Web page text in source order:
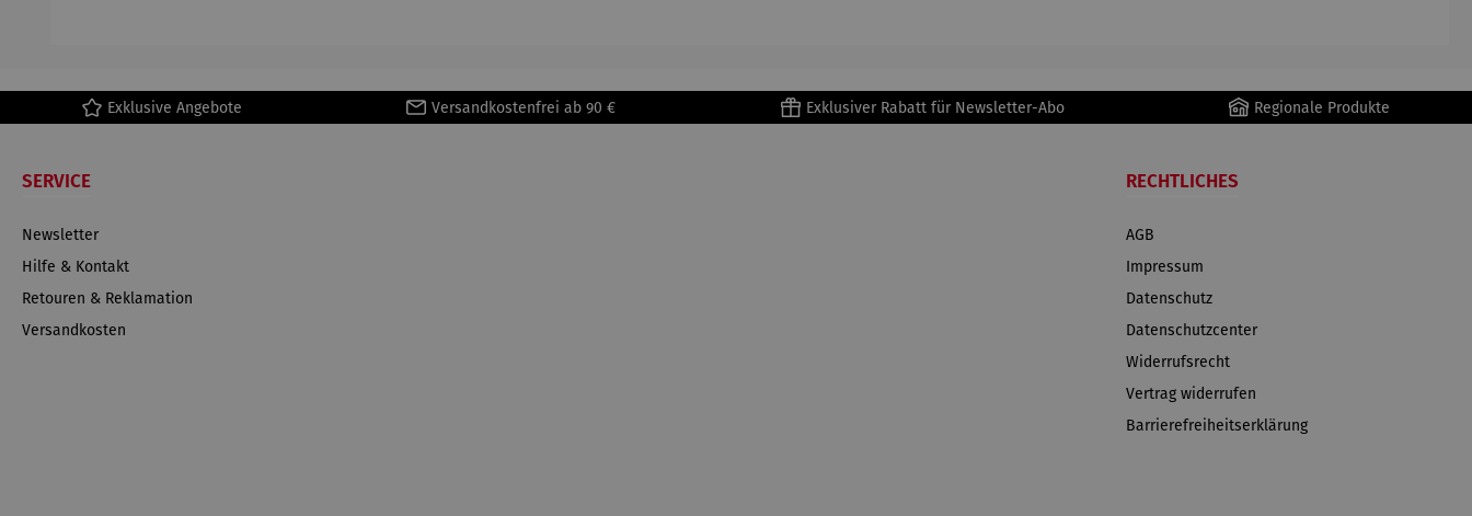
Metallges
Exklusive Angebote Versandkostenfrei ab 90 € Exklusiver Rabatt für Newsletter-Abo Regionale Produkte
SERVICE
Newsletter
Hilfe & Kontakt
Retouren & Reklamation
Versandkosten
RECHTLICHES
AGB
Impressum
Datenschutz
Datenschutzcenter
Widerrufsrecht
Vertrag widerrufen
Barrierefreiheitserklärung